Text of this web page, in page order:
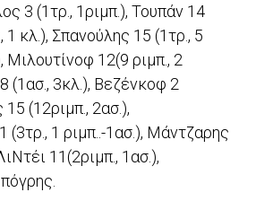
3 (1τρ., 1ριμπ.), Τουπάν 14
1 κλ.), Σπανούλης 15 (1τρ., 5
Μιλουτίνοφ 12(9 ριμπ., 2
(1ασ., 3κλ.), Βεζένκοφ 2
(12ριμπ., 2ασ.),
(3τρ., 1 ριμπ..-1ασ.), Μάντζαρης
11(2ριμπ., 1ασ.),